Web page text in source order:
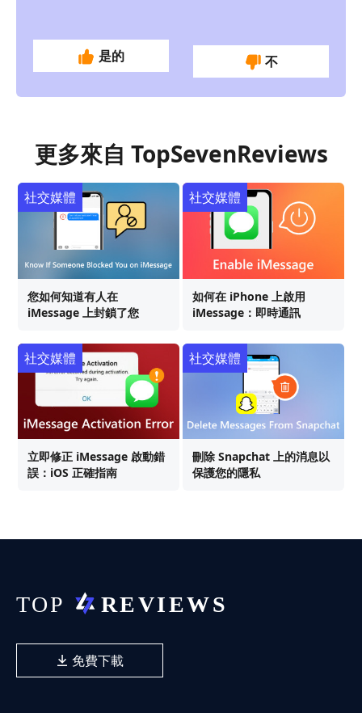
是的 不
更多來自 TopSevenReviews
您如何知道有人在
iMessage 上封鎖了您
社交媒體
如何在 iPhone 上啟用
iMessage：即時通訊
社交媒體
立即修正 iMessage 啟動錯
誤：iOS 正確指南
社交媒體
刪除 Snapchat 上的消息以
保護您的隱私
社交媒體
免費下載